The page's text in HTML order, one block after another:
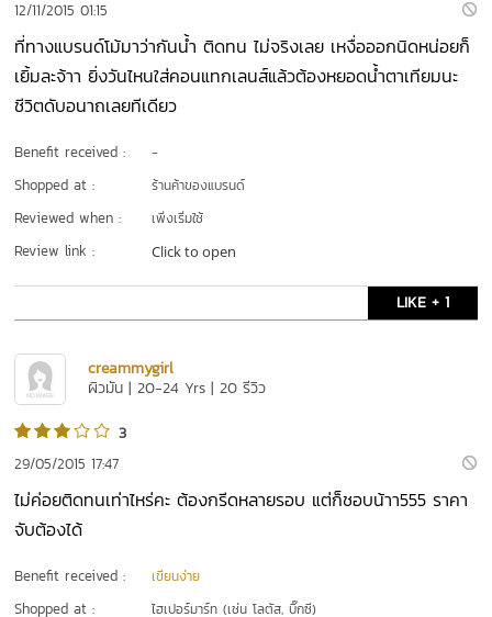
12/11/2015 01:15
ที่ทางแบรนด์โม้มาว่ากันน้ำ ติดทน ไม่จริงเลย เหงื่อออกนิดหน่อยก็
เยิ้มละจ้าา ยิ่งวันไหนใส่คอนแทกเลนส์แล้วต้องหยอดน้ำตาเทียมนะ
ชีวิตดับอนาถเลยทีเดียว
Benefit received : -
Shopped at : ร้านค้าของแบรนด์
Reviewed when : เพิ่งเริ่มใช้
Review link : Click to open
LIKE + 1
creammygirl
ผิวมัน | 20-24 Yrs | 20 รีวิว
3
29/05/2015 17:47
ไม่ค่อยติดทนเท่าไหร่คะ ต้องกรีดหลายรอบ แต่ก็ชอบน้าา555 ราคา
จับต้องได้
Benefit received : เขียนง่าย
Shopped at : ไฮเปอร์มาร์ท (เช่น โลตัส, บิ๊กซี)